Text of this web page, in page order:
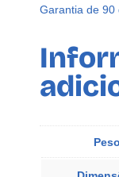
l
o
p
Garantia de 90
Peso